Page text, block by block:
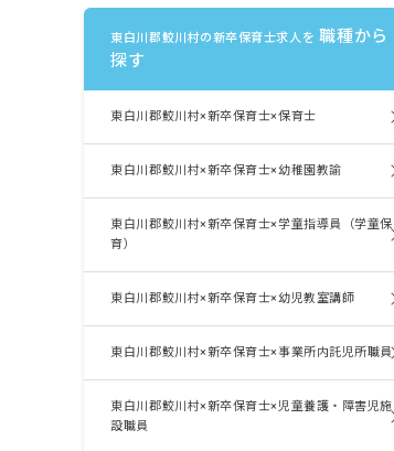
東白川郡鮫川村の新卒保育士求人を 職種から
探す
東白川郡鮫川村×新卒保育士×保育士
東白川郡鮫川村×新卒保育士×幼稚園教諭
東白川郡鮫川村×新卒保育士×学童指導員（学童保
育）
東白川郡鮫川村×新卒保育士×幼児教室講師
東白川郡鮫川村×新卒保育士×事業所内託児所職員
東白川郡鮫川村×新卒保育士×児童養護・障害児施
設職員